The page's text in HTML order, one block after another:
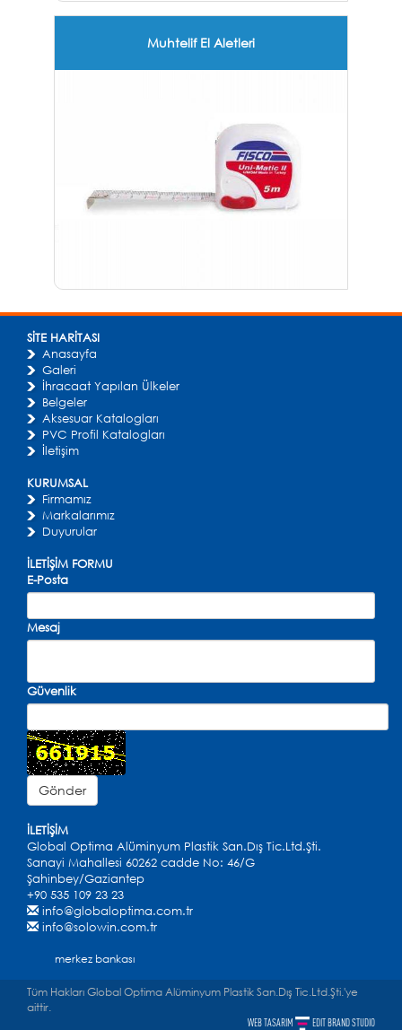
Muhtelif El Aletleri
SİTE HARİTASI
Anasayfa
Galeri
İhracaat Yapılan Ülkeler
Belgeler
Aksesuar Katalogları
PVC Profil Katalogları
İletişim
KURUMSAL
Firmamız
Markalarımız
Duyurular
İLETİŞİM FORMU
E-Posta
Mesaj
Güvenlik
İLETİŞİM
Global Optima Alüminyum Plastik San.Dış Tic.Ltd.Şti.
Sanayi Mahallesi 60262 cadde No: 46/G
Şahinbey/Gaziantep
+90 535 109 23 23
info@globaloptima.com.tr
info@solowin.com.tr
merkez bankası
Tüm Hakları Global Optima Alüminyum Plastik San.Dış Tic.Ltd.Şti.'ye
aittir.
WEB TASARIM EDIT BRAND STUDIO